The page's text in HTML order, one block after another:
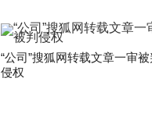
“公司”搜狐网转载文章一审被
侵权